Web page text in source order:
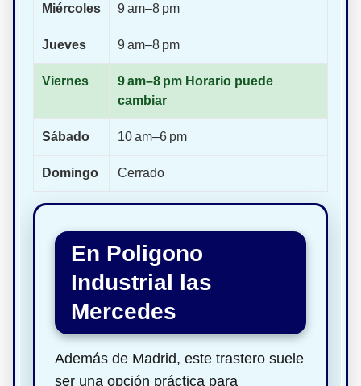
Miércoles 9 am–8 pm
Jueves 9 am–8 pm
Viernes
9 am–8 pm Horario puede
cambiar
Sábado 10 am–6 pm
Domingo Cerrado
En Poligono
Industrial las
Mercedes
Además de Madrid, este trastero suele
ser una opción práctica para